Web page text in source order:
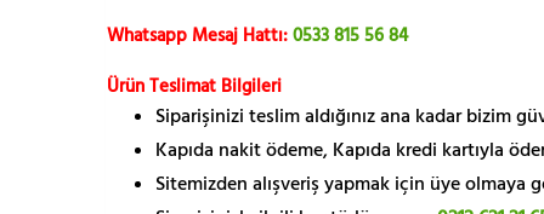
Whatsapp Mesaj Hattı:0533 815 56 84
Ürün Teslimat Bilgileri
Siparişinizi teslim aldığınız ana kadar bizim
Kapıda nakit ödeme, Kapıda kredi kartıyla
Sitemizden alışveriş yapmak için üye